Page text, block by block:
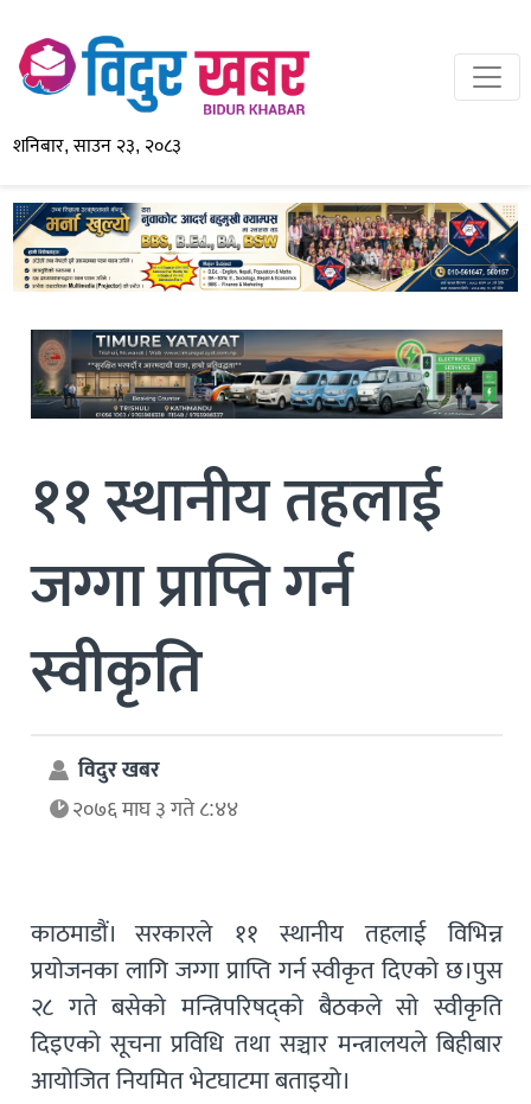
शनिबार, साउन २३, २०८३
११ स्थानीय तहलाई
जग्गा प्राप्ति गर्न
स्वीकृति
विदुर खबर
२०७६ माघ ३ गते ८:४४
काठमाडौं। सरकारले ११ स्थानीय तहलाई विभिन्न
प्रयोजनका लागि जग्गा प्राप्ति गर्न स्वीकृत दिएको छ।पुस
२८ गते बसेको मन्त्रिपरिषद्को बैठकले सो स्वीकृति
दिइएको सूचना प्रविधि तथा सञ्चार मन्त्रालयले बिहीबार
आयोजित नियमित भेटघाटमा बताइयो।